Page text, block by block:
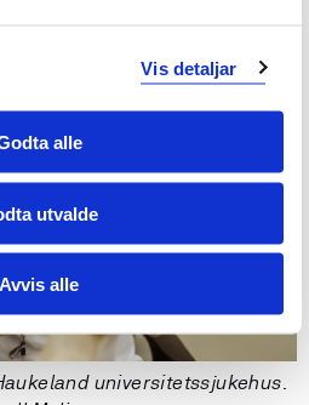
Vis detaljar
alle
utvalde
Avvis alle
universitetssjukehus.